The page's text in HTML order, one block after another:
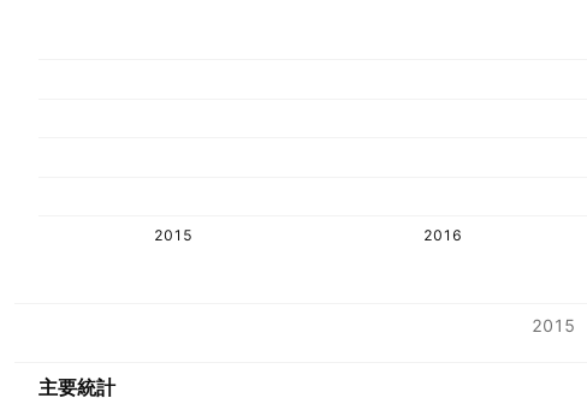
2015 2016
2015
主要統計